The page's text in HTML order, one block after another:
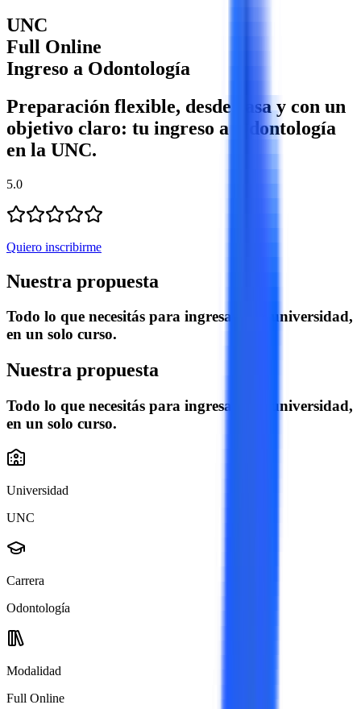
UNC
Full Online
Ingreso a Odontología
Preparación flexible, desde casa y con un
objetivo claro: tu ingreso a Odontología
en la UNC.
5.0
Quiero inscribirme
Nuestra propuesta
Todo lo que necesitás para ingresar a la universidad,
en un solo curso.
Nuestra propuesta
Todo lo que necesitás para ingresar a la universidad,
en un solo curso.
Universidad
UNC
Carrera
Odontología
Modalidad
Full Online